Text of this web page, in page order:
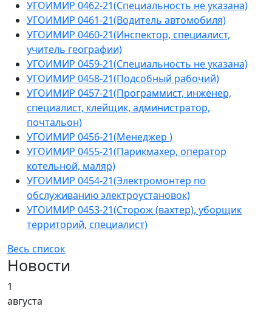
УГОИМИР 0462-21(Специальность не указана)
УГОИМИР 0461-21(Водитель автомобиля)
УГОИМИР 0460-21(Инспектор, специалист,
учитель географии)
УГОИМИР 0459-21(Специальность не указана)
УГОИМИР 0458-21(Подсобный рабочий)
УГОИМИР 0457-21(Программист, инженер,
специалист, клейщик, администратор,
почтальон)
УГОИМИР 0456-21(Менеджер )
УГОИМИР 0455-21(Парикмахер, оператор
котельной, маляр)
УГОИМИР 0454-21(Электромонтер по
обслуживанию электроустановок)
УГОИМИР 0453-21(Сторож (вахтер), уборщик
территорий, специалист)
Весь список
Новости
1
августа